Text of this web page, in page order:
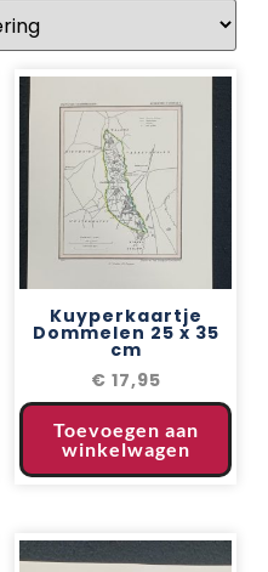
Kuyperkaartje
Dommelen 25 x 35
cm
€ 17,95
Toevoegen aan
winkelwagen